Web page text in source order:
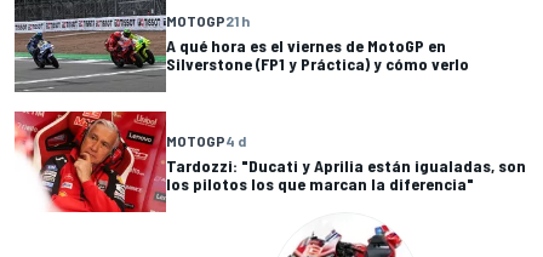
MOTOGP21 h
A qué hora es el viernes de MotoGP en
Silverstone (FP1 y Práctica) y cómo verlo
MOTOGP4 d
Tardozzi: "Ducati y Aprilia están igualadas, son
los pilotos los que marcan la diferencia"